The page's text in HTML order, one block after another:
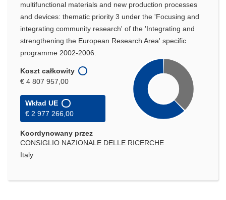
multifunctional materials and new production processes
and devices: thematic priority 3 under the 'Focusing and
integrating community research' of the 'Integrating and
strengthening the European Research Area' specific
programme 2002-2006.
Koszt całkowity
€ 4 807 957,00
Wkład UE
€ 2 977 266,00
Koordynowany przez
CONSIGLIO NAZIONALE DELLE RICERCHE
Italy